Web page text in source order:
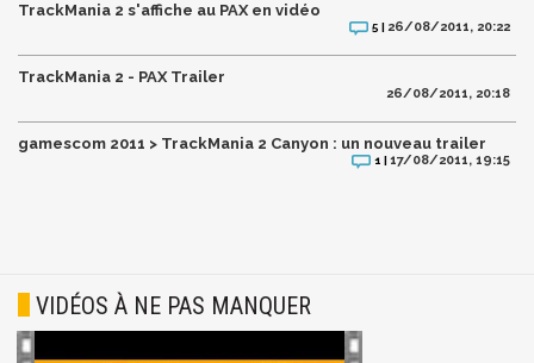
TrackMania 2 s'affiche au PAX en vidéo
5 | 26/08/2011, 20:22
TrackMania 2 - PAX Trailer
26/08/2011, 20:18
gamescom 2011 > TrackMania 2 Canyon : un nouveau trailer
1 |17/08/2011, 19:15
VIDÉOS À NE PAS MANQUER